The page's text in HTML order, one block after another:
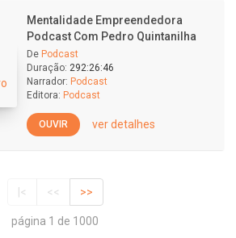
Mentalidade Empreendedora
Podcast Com Pedro Quintanilha
De Podcast
Duração: 292:26:46
Narrador: Podcast
Editora: Podcast
OUVIR ver detalhes
|< << >>
página 1 de 1000